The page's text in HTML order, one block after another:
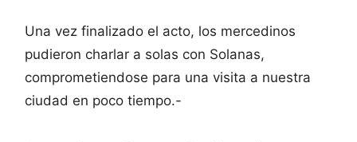
Una vez finalizado el acto, los mercedinos
pudieron charlar a solas con Solanas,
comprometiendose para una visita a nuestra
ciudad en poco tiempo.-